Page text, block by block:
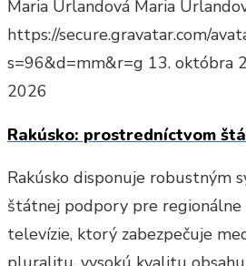
Maria Urlandová Maria
https://secure.gravatar.com/
s=96&d=mm&r=g 13. októbra
2026
Rakúsko: prostredníctvom
Rakúsko disponuje robustným
štátnej podpory pre regionálne
televízie, ktorý zabezpečuje